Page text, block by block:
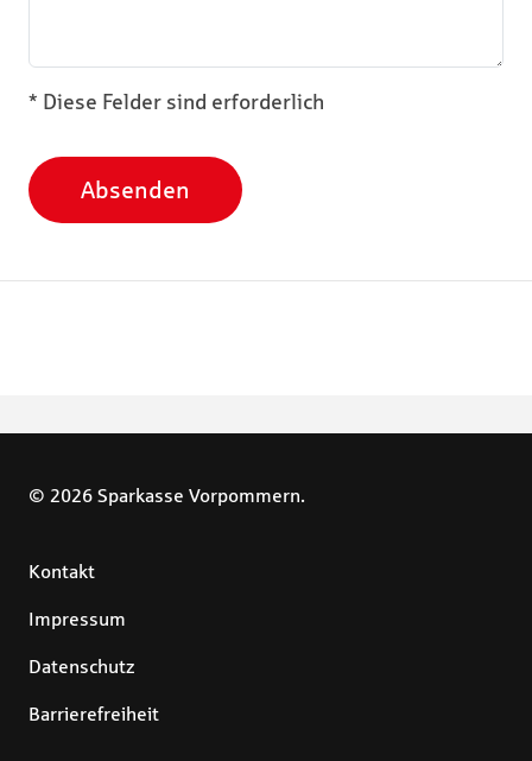
* Diese Felder sind erforderlich
Absenden
© 2026 Sparkasse Vorpommern.
Kontakt
Impressum
Datenschutz
Barrierefreiheit